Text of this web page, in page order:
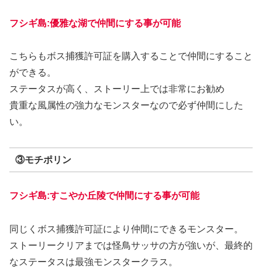
フシギ島:優雅な湖で仲間にする事が可能
こちらもボス捕獲許可証を購入することで仲間にすること
ができる。
ステータスが高く、ストーリー上では非常にお勧め
貴重な風属性の強力なモンスターなので必ず仲間にした
い。
③モチポリン
フシギ島:すこやか丘陵で仲間にする事が可能
同じくボス捕獲許可証により仲間にできるモンスター。
ストーリークリアまでは怪鳥サッサの方が強いが、 最終的
なステータスは最強モンスタークラス。